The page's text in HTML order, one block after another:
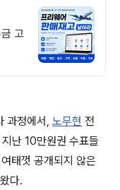
고
과정에서, 노무현 전
난 10만원권 수표들
태껏 공개되지 않은
다.